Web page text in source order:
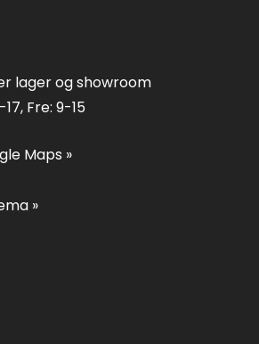
lager og showroom
Fre: 9-15
Maps »
»